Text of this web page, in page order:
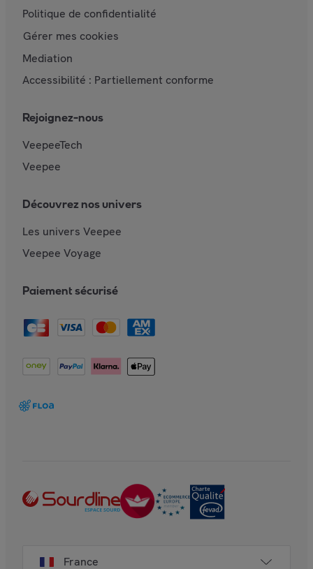
Politique de confidentialité
Gérer mes cookies
Mediation
Accessibilité : Partiellement conforme
Rejoignez-nous
VeepeeTech
Veepee
Découvrez nos univers
Les univers Veepee
Veepee Voyage
Paiement sécurisé
France